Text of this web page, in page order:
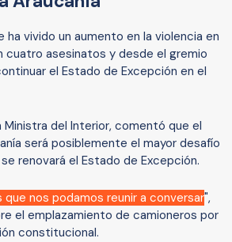
ha vivido un aumento en la violencia en
cuatro asesinatos y desde el gremio
el Estado de Excepción en el
del Interior, comentó que el
será posiblemente el mayor desafío
renovará el Estado de Excepción.
que nos podamos reunir a conversar",
el emplazamiento de camioneros por
constitucional.